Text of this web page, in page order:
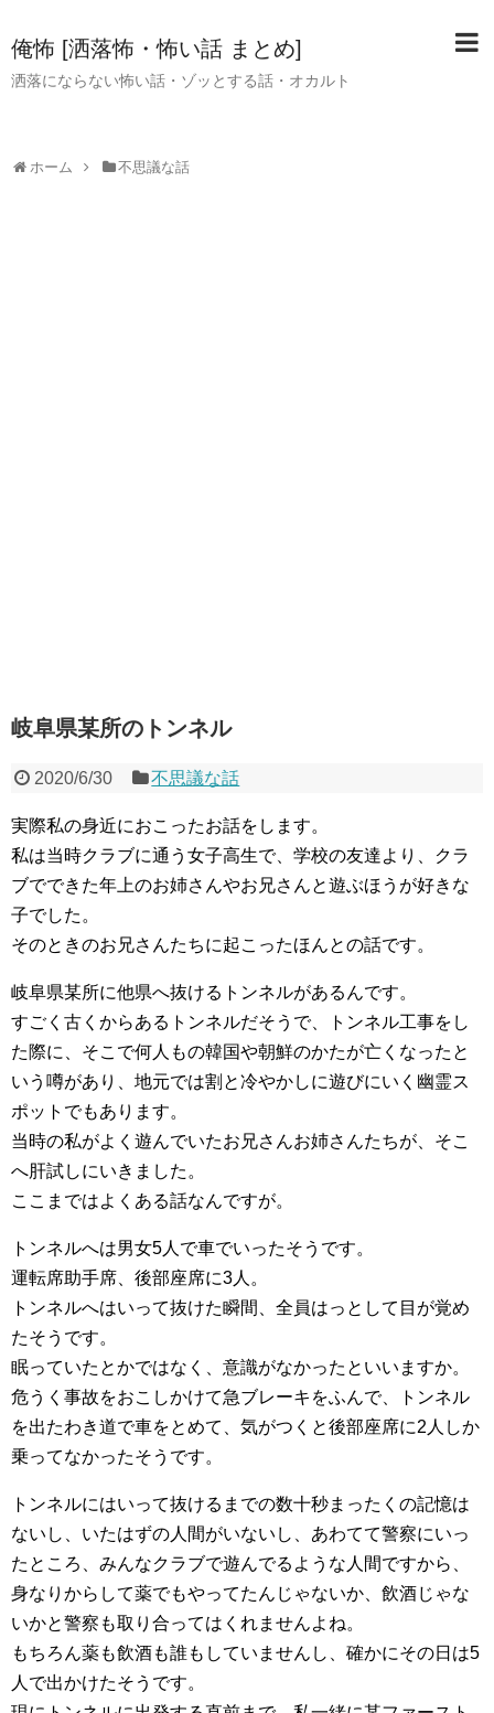
俺怖 [洒落怖・怖い話 まとめ]
洒落にならない怖い話・ゾッとする話・オカルト
ホーム 不思議な話
岐阜県某所のトンネル
2020/6/30 不思議な話
実際私の身近におこったお話をします。
私は当時クラブに通う女子高生で、学校の友達より、クラ
ブでできた年上のお姉さんやお兄さんと遊ぶほうが好きな
子でした。
そのときのお兄さんたちに起こったほんとの話です。
岐阜県某所に他県へ抜けるトンネルがあるんです。
すごく古くからあるトンネルだそうで、トンネル工事をし
た際に、そこで何人もの韓国や朝鮮のかたが亡くなったと
いう噂があり、地元では割と冷やかしに遊びにいく幽霊ス
ポットでもあります。
当時の私がよく遊んでいたお兄さんお姉さんたちが、そこ
へ肝試しにいきました。
ここまではよくある話なんですが。
トンネルへは男女5人で車でいったそうです。
運転席助手席、後部座席に3人。
トンネルへはいって抜けた瞬間、全員はっとして目が覚め
たそうです。
眠っていたとかではなく、意識がなかったといいますか。
危うく事故をおこしかけて急ブレーキをふんで、トンネル
を出たわき道で車をとめて、気がつくと後部座席に2人しか
乗ってなかったそうです。
トンネルにはいって抜けるまでの数十秒まったくの記憶は
ないし、いたはずの人間がいないし、あわてて警察にいっ
たところ、みんなクラブで遊んでるような人間ですから、
身なりからして薬でもやってたんじゃないか、飲酒じゃな
いかと警察も取り合ってはくれませんよね。
もちろん薬も飲酒も誰もしていませんし、確かにその日は5
人で出かけたそうです。